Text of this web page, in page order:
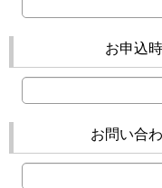
お申込
お問い合